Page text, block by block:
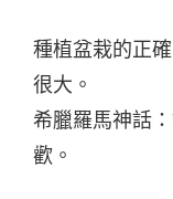
種植盆栽的正
很大。
希臘羅馬神話
歡。